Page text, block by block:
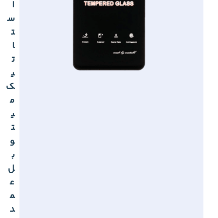
ا
س
ت
ا
ت
ی
ک
م
ی
ت
و
ب
ل
ع
م
د